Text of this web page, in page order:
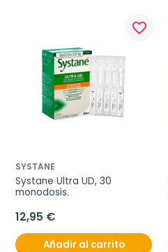
favorite_border
SYSTANE
Systane Ultra UD, 30
monodosis.
12,95 €
Añadir al carrito